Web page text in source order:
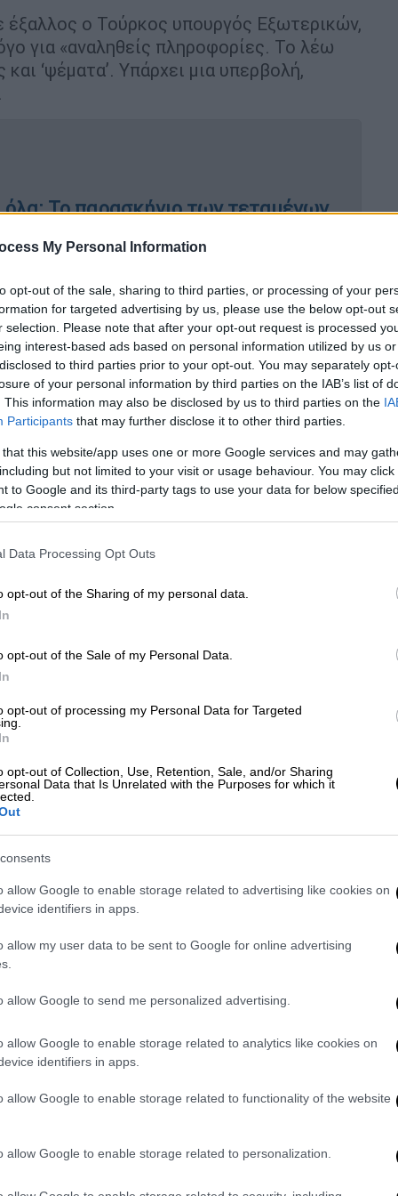
My Personal Information
opt-out of the sale, sharing to third parties, or processing of your
for targeted advertising by us, please use the below opt-out
selection. Please note that after your opt-out request is processed
interest-based ads based on personal information utilized by us
to third parties prior to your opt-out. You may separately
of your personal information by third parties on the IAB’s list of
This information may also be disclosed by us to third parties on the
Participants that may further disclose it to other third parties.
that this website/app uses one or more Google services and may
but not limited to your visit or usage behaviour. You may
to Google and its third-party tags to use your data for below
consent section.
Data Processing Opt Outs
opt-out of the Sharing of my personal data.
opt-out of the Sale of my Personal Data.
opt-out of processing my Personal Data for Targeted
opt-out of Collection, Use, Retention, Sale, and/or Sharing
Data that Is Unrelated with the Purposes for which it
allow Google to enable storage related to advertising like cookies on
identifiers in apps.
allow my user data to be sent to Google for online advertising
allow Google to send me personalized advertising.
allow Google to enable storage related to analytics like cookies on
identifiers in apps.
allow Google to enable storage related to functionality of the website
allow Google to enable storage related to personalization.
έξαλλος ο Τούρκος υπουργός Εξωτερικών,
για «αναληθείς πληροφορίες. Το λέω
‘ψέματα’. Υπάρχει μια υπερβολή,
όλα: Το παρασκήνιο των τεταμένων
και η στήριξη στην Ελλάδα
με τον υπουργό Εξωτερικών της
ότι «αυτά τα πράγματα είναι που ήδη
, αυτή την πολιτική ισορροπίας με την
. Και βλέπουμε ότι τα έγραψε αυτά ειδικά
λόμπι όταν θα είναι υποψήφιος
και το γεγονός ότι οίδιος δεν είχε
Μάικ Πομπέοτότε να τονσυναντήσει
μας) δεν έκανε κάτι, όπως έκανε η
των Τούρκων της Δυτικής
κάνει πράγματα γι’ αυτούς επί
ήλθαμε στην εξουσία ως κυβέρνηση
εναντίον της Ελλάδας για τον
εναντίον Πατριάρχηκαιδεν
πάντα κάθε είδους υποστήριξη. (Ο
την Κωνσταντινούπολη, ότι
ήθελε να με συναντήσει εκεί. Η απάντησή
αισθανθήκαμε άβολα με τη μετάβασή
μαζί μου, θα έρθει στην
θα πάω στην Κωνσταντινούπολη, να
και δεν είχα άλλο θέμα».
πραξικοπήματος»
επίσης σε ένα tweet που φέρεται
Εξωτερικών των ΗΠΑ, τη νύχτα
πραξικοπήματος
. Γι' αυτό νιώθει
στηρίζουν Ελλάδα